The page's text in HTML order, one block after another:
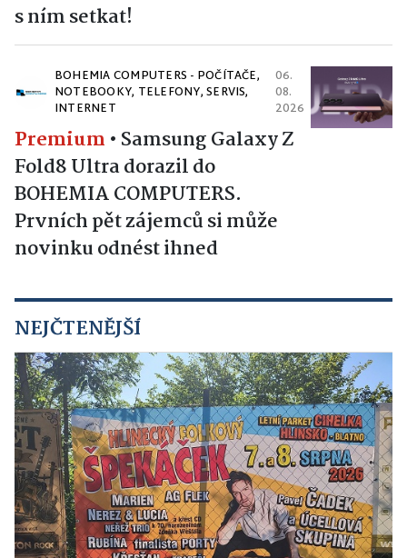
s ním setkat!
BOHEMIA COMPUTERS - POČÍTAČE,
NOTEBOOKY, TELEFONY, SERVIS,
INTERNET
06.
08.
2026
Premium • Samsung Galaxy Z
Fold8 Ultra dorazil do
BOHEMIA COMPUTERS.
Prvních pět zájemců si může
novinku odnést ihned
NEJČTENĚJŠÍ